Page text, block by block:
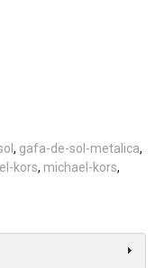
gafa-de-sol-metalica
kors michael-kors